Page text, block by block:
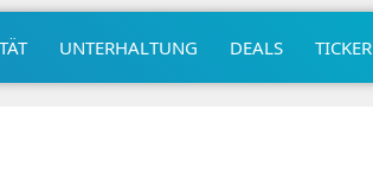
UNTERHALTUNG DEALS TICKER